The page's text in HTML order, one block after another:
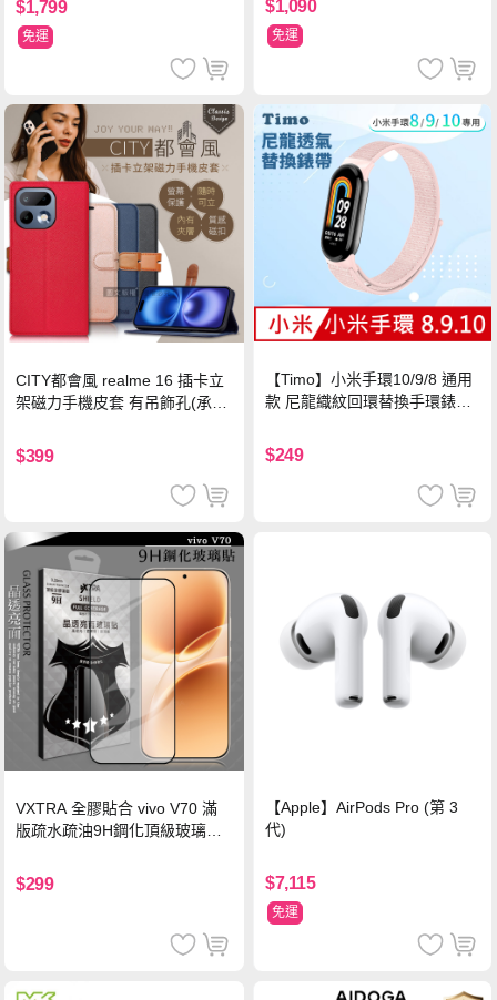
$1,799
免運
$1,090
免運
CITY都會風 realme 16 插卡立
架磁力手機皮套 有吊飾孔(承諾
$399
【Timo】小米手環10/9/8 通用
款 尼龍織紋回環替換手環錶帶-
$249
VXTRA 全膠貼合 vivo V70 滿
版疏水疏油9H鋼化頂級玻璃貼
$299
【Apple】AirPods Pro (第 3
代)
$7,115
免運